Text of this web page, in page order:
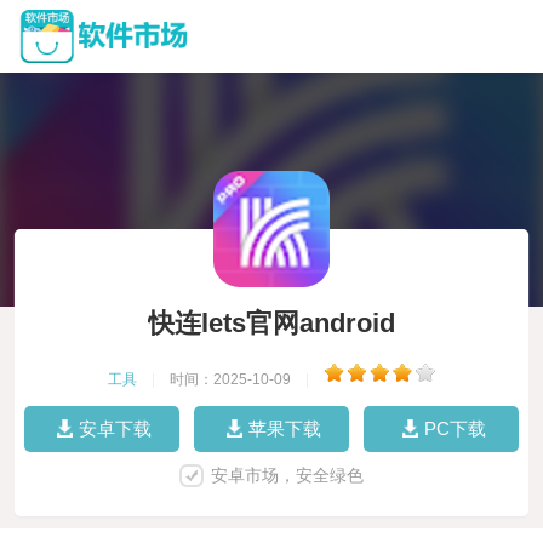
快连lets官网android
工具 时间：2025-10-09
安卓下载 苹果下载 PC下载
安卓市场，安全绿色